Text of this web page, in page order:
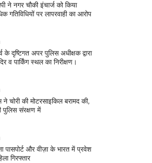
ने नगर चौकी इंचार्ज को किया
गतिविधियों पर लापरवाही का आरोप
के दृष्टिगत अपर पुलिस अधीक्षक द्वारा
व पार्किंग स्थल का निरीक्षण।
चोरी की मोटरसाइकिल बरामद की,
पुलिस संरक्षण में
पासपोर्ट और वीज़ा के भारत में प्रवेश
गिरफ्तार